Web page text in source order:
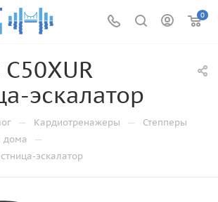
0
эскалатор
— Кардиотренажеры — Степперы
дома —
эскалатор